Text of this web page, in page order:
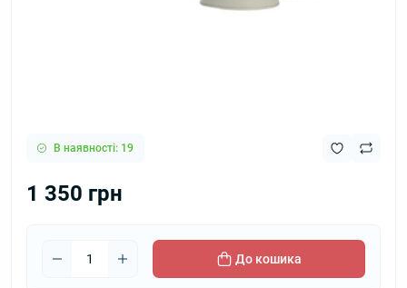
В наявності: 19
1 350 грн
До кошика